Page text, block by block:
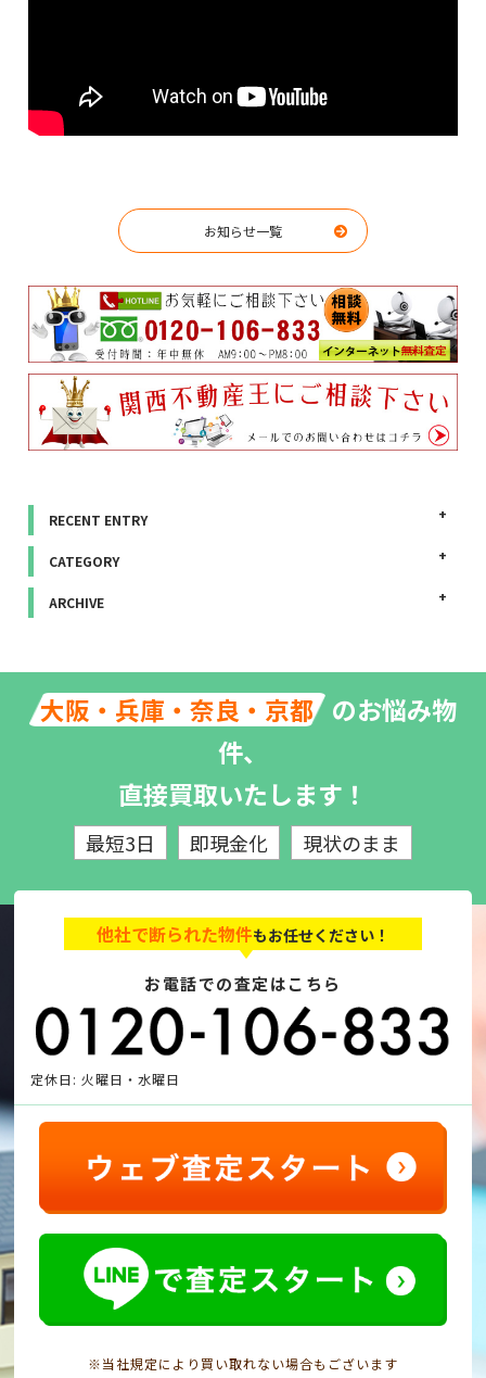
お知らせ一覧
RECENT ENTRY
CATEGORY
ARCHIVE
大阪・兵庫・奈良・京都 のお悩み物
件、
直接買取いたします！
最短3日 即現金化 現状のまま
他社で断られた物件もお任せください！
お電話での査定はこちら
定休日: 火曜日・水曜日
※当社規定により買い取れない場合もございます